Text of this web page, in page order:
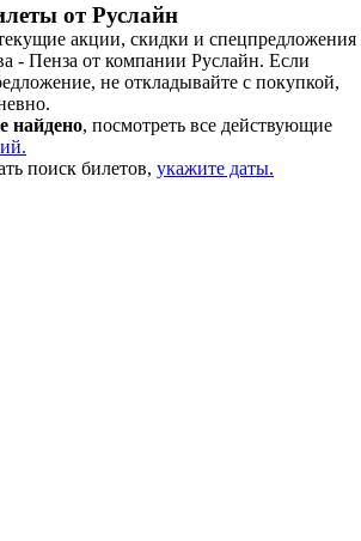
от Руслайн
акции, скидки и спецпредложения
- Пенза от компании Руслайн. Если
не откладывайте с покупкой,
найдено, посмотреть все действующие
поиск билетов, укажите даты.